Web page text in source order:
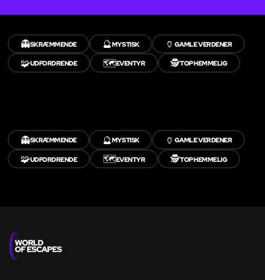
👻SKRÆMMENDE 🔮MYSTISK 🏺 GAMLE VERDENER
🧩UDFORDRENDE 🗺️EVENTYR 🕵️TOPHEMMELIG
👻SKRÆMMENDE 🔮MYSTISK 🏺 GAMLE VERDENER
🧩UDFORDRENDE 🗺️EVENTYR 🕵️TOPHEMMELIG